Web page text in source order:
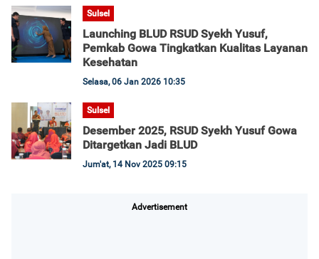
Sulsel
Launching BLUD RSUD Syekh Yusuf,
Pemkab Gowa Tingkatkan Kualitas Layanan
Kesehatan
Selasa, 06 Jan 2026 10:35
Sulsel
Desember 2025, RSUD Syekh Yusuf Gowa
Ditargetkan Jadi BLUD
Jum'at, 14 Nov 2025 09:15
Advertisement